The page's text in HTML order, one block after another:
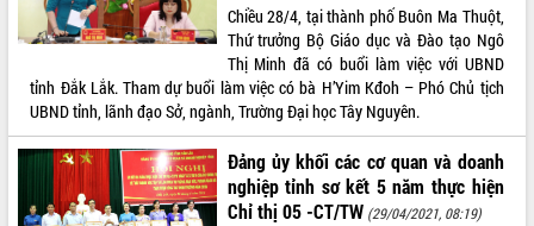
Chiều 28/4, tại thành phố Buôn Ma Thuột,
Thứ trưởng Bộ Giáo dục và Đào tạo Ngô
Thị Minh đã có buổi làm việc với UBND
tỉnh Đắk Lắk. Tham dự buổi làm việc có bà H’Yim Kđoh – Phó Chủ tịch
UBND tỉnh, lãnh đạo Sở, ngành, Trường Đại học Tây Nguyên.
Đảng ủy khối các cơ quan và doanh
nghiệp tỉnh sơ kết 5 năm thực hiện
Chỉ thị 05 -CT/TW (29/04/2021, 08:19)